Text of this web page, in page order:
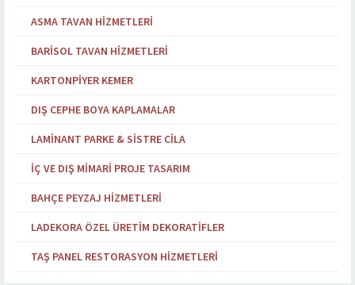
ASMA TAVAN HIZMETLERI
BARISOL TAVAN HIZMETLERI
KARTONPIYER KEMER
DIŞ CEPHE BOYA KAPLAMALAR
LAMINANT PARKE & SISTRE CILA
İÇ VE DIŞ MIMARI PROJE TASARIM
BAHÇE PEYZAJ HIZMETLERI
LADEKORA ÖZEL ÜRETIM DEKORATIFLER
TAŞ PANEL RESTORASYON HIZMETLERI